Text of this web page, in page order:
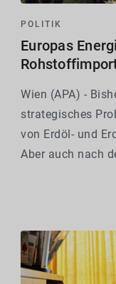
POLITIK
Europas
Wien (APA) -
strategisches
von Erdöl- und
Aber auch nach
auf